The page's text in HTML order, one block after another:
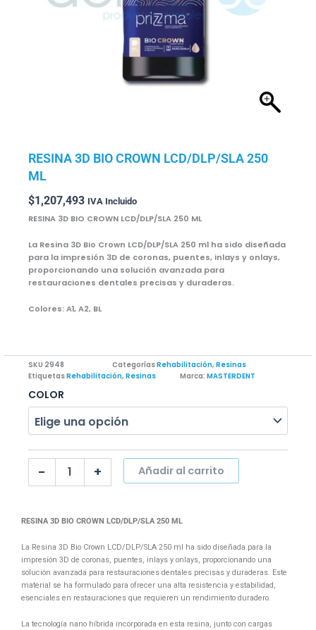
RESINA 3D BIO CROWN LCD/DLP/SLA 250
ML
$1,207,493 IVA Incluido
RESINA 3D BIO CROWN LCD/DLP/SLA 250 ML
La Resina 3D Bio Crown LCD/DLP/SLA 250 ml ha sido diseñada
para la impresión 3D de coronas, puentes, inlays y onlays,
proporcionando una solución avanzada para
restauraciones dentales precisas y duraderas.
Colores: A1, A2, BL
SKU 2948 CategoríasRehabilitación, Resinas
EtiquetasRehabilitación, Resinas Marca: MASTERDENT
COLOR
-
RESINA
3D
BIO
CROWN
LCD/DLP/SLA
+ Añadir al carrito
RESINA 3D BIO CROWN LCD/DLP/SLA 250 ML
La Resina 3D Bio Crown LCD/DLP/SLA 250 ml ha sido diseñada para la
impresión 3D de coronas, puentes, inlays y onlays, proporcionando una
solución avanzada para restauraciones dentales precisas y duraderas. Este
material se ha formulado para ofrecer una alta resistencia y estabilidad,
esenciales en restauraciones que requieren un rendimiento duradero.
La tecnología nano híbrida incorporada en esta resina, junto con cargas